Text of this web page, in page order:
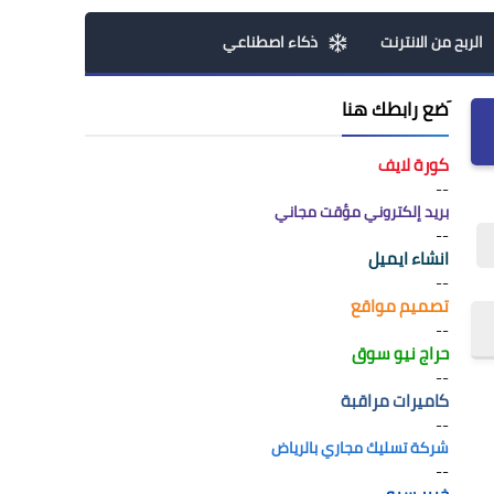
الربح من الانترنت ذكاء اصطناعي
َضع رابطك هنا
كورة لايف
--
بريد إلكتروني مؤقت مجاني
--
انشاء ايميل
--
تصميم مواقع
--
حراج نيو سوق
--
كاميرات مراقبة
--
شركة تسليك مجاري بالرياض
--